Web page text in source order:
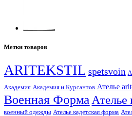
Метки товаров
ARITEKSTIL spetsvoin
Академия Академия и Курсантов Ателье
Военная Форма Ателье
военный одежды Ателье кадетская форма